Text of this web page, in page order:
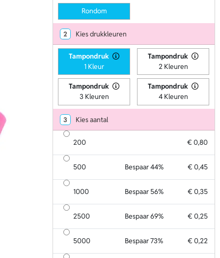
Rondom
2 Kies drukkleuren
Tampondruk
1 Kleur
Tampondruk
2 Kleuren
Tampondruk
3 Kleuren
Tampondruk
4 Kleuren
3 Kies aantal
200 € 0,80
500 Bespaar 44% € 0,45
1000 Bespaar 56% € 0,35
2500 Bespaar 69% € 0,25
5000 Bespaar 73% € 0,22